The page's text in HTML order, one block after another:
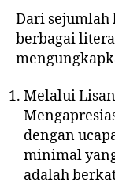
Dari sejumlah
berbagai
Melalui Lisan
dengan
minimal
adalah